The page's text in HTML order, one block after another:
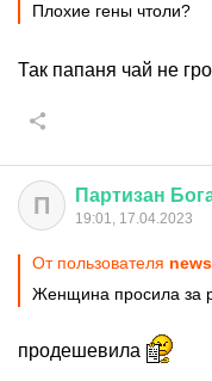
Плохие гены чтоли?
Так папаня чай не
П Партизан
19:01, 17.04.2023
От пользователя
Женщина просила за
продешевила